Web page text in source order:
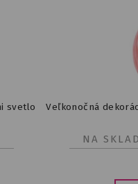
svetlo
Veľkonočná
NA